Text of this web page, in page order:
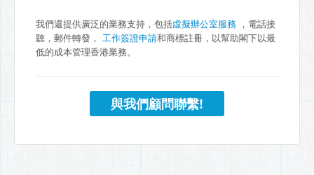
我們還提供廣泛的業務支持，包括虛擬辦公室服務 ，電話接
聽，郵件轉發， 工作簽證申請和商標註冊，以幫助閣下以最
低的成本管理香港業務。
與我們顧問聯繫!